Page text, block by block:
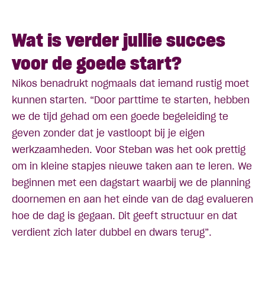
Wat is verder jullie succes
voor de goede start?
Nikos benadrukt nogmaals dat iemand rustig moet
kunnen starten. “Door parttime te starten, hebben
we de tijd gehad om een goede begeleiding te
geven zonder dat je vastloopt bij je eigen
werkzaamheden. Voor Steban was het ook prettig
om in kleine stapjes nieuwe taken aan te leren. We
beginnen met een dagstart waarbij we de planning
doornemen en aan het einde van de dag evalueren
hoe de dag is gegaan. Dit geeft structuur en dat
verdient zich later dubbel en dwars terug”.